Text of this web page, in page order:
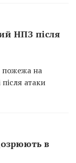
НПЗ після
пожежа на
атаки
в